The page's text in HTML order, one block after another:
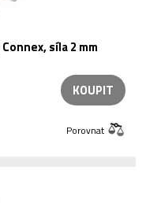
síla 2 mm
KOUPIT
Porovnat